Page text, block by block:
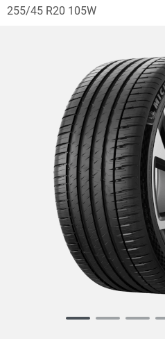
255/45 R20 105W